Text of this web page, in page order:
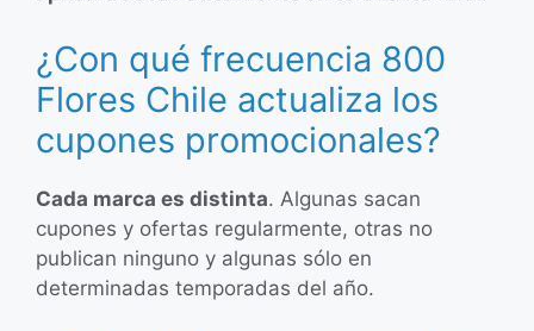
¿Con qué frecuencia 800
Flores Chile actualiza los
cupones promocionales?
Cada marca es distinta. Algunas sacan
cupones y ofertas regularmente, otras no
publican ninguno y algunas sólo en
determinadas temporadas del año.